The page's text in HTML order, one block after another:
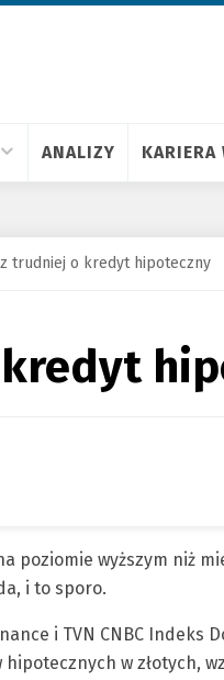
ANALIZY KARIERA
trudniej o kredyt hipoteczny
poziomie wyższym niż
i to sporo.
i TVN CNBC Indeks
w złotych,